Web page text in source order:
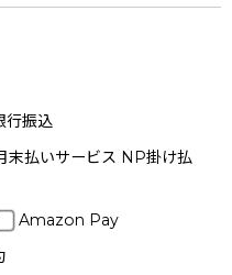
行振込
末払いサービス NP掛け払
Amazon Pay